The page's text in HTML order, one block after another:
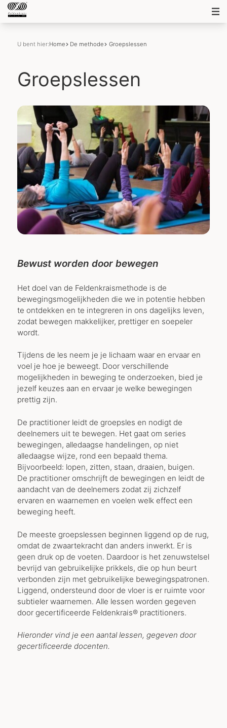
U bent hier:Home De methode Groepslessen
Groepslessen
Bewust worden door bewegen
Het doel van de Feldenkraismethode is de
bewegingsmogelijkheden die we in potentie hebben
te ontdekken en te integreren in ons dagelijks leven,
zodat bewegen makkelijker, prettiger en soepeler
wordt.
Tijdens de les neem je je lichaam waar en ervaar en
voel je hoe je beweegt. Door verschillende
mogelijkheden in beweging te onderzoeken, bied je
jezelf keuzes aan en ervaar je welke bewegingen
prettig zijn.
De practitioner leidt de groepsles en nodigt de
deelnemers uit te bewegen. Het gaat om series
bewegingen, alledaagse handelingen, op niet
alledaagse wijze, rond een bepaald thema.
Bijvoorbeeld: lopen, zitten, staan, draaien, buigen.
De practitioner omschrijft de bewegingen en leidt de
aandacht van de deelnemers zodat zij zichzelf
ervaren en waarnemen en voelen welk effect een
beweging heeft.
De meeste groepslessen beginnen liggend op de rug,
omdat de zwaartekracht dan anders inwerkt. Er is
geen druk op de voeten. Daardoor is het zenuwstelsel
bevrijd van gebruikelijke prikkels, die op hun beurt
verbonden zijn met gebruikelijke bewegingspatronen.
Liggend, ondersteund door de vloer is er ruimte voor
subtieler waarnemen. Alle lessen worden gegeven
door gecertificeerde Feldenkrais® practitioners.
Hieronder vind je een aantal lessen, gegeven door
gecertificeerde docenten.